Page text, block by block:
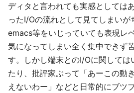
ディタと言われても実感としては
ったI/Oの流れとして見てしまい
emacs等をいじっていても表現レ
気になってしまい全く集中できず
す。しかし端末とのI/Oに関しては
たり、批評家ぶって「あーこの動
えないわー」などと日常的にブツ